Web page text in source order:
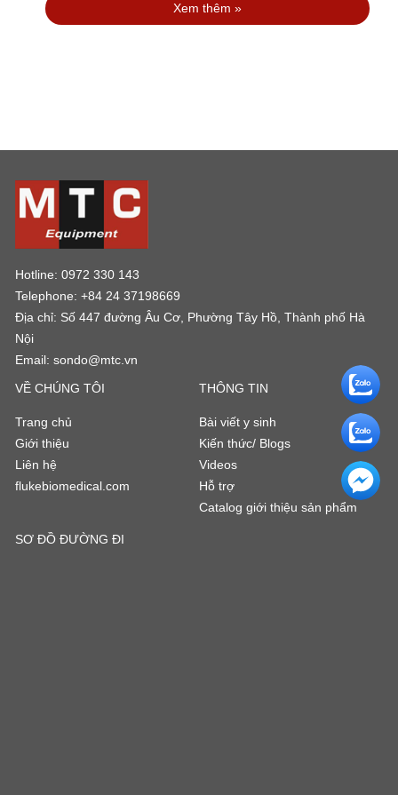
Xem thêm »
Hotline: 0972 330 143
Telephone: +84 24 37198669
Địa chỉ: Số 447 đường Âu Cơ, Phường Tây Hồ, Thành phố Hà
Nội
Email: sondo@mtc.vn
VỀ CHÚNG TÔI
Trang chủ
Giới thiệu
Liên hệ
flukebiomedical.com
THÔNG TIN
Bài viết y sinh
Kiến thức/ Blogs
Videos
Hỗ trợ
Catalog giới thiệu sản phẩm
SƠ ĐỒ ĐƯỜNG ĐI